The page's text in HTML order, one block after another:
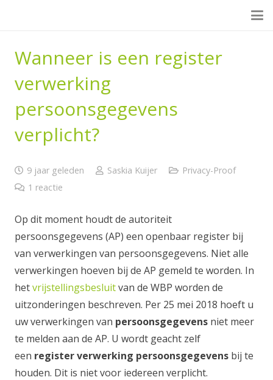
Wanneer is een register
verwerking
persoonsgegevens
verplicht?
9 jaar geleden Saskia Kuijer
Privacy-Proof
1 reactie
Op dit moment houdt de autoriteit
persoonsgegevens (AP) een openbaar register bij
van verwerkingen van persoonsgegevens. Niet alle
verwerkingen hoeven bij de AP gemeld te worden. In
hetvrijstellingsbesluitvan de WBP worden de
uitzonderingen beschreven. Per 25 mei 2018 hoeft u
uw verwerkingen van persoonsgegevens niet meer
te melden aan de AP. U wordt geacht zelf
een register verwerking persoonsgegevens bij te
houden. Dit is niet voor iedereen verplicht.